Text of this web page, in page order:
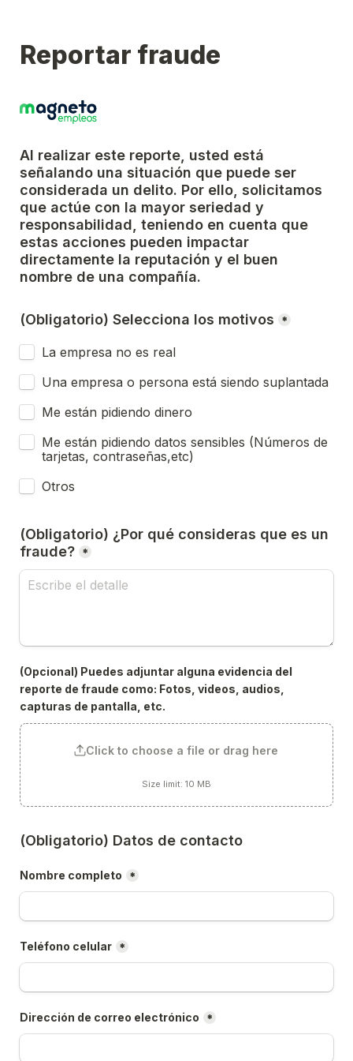
Reportar fraude
Al realizar este reporte, usted está
señalando una situación que puede ser
considerada un delito. Por ello, solicitamos
que actúe con la mayor seriedad y
responsabilidad, teniendo en cuenta que
estas acciones pueden impactar
directamente la reputación y el buen
nombre de una compañía.
(Obligatorio) Selecciona los motivos *
La empresa no es real
Una empresa o persona está siendo suplantada
Me están pidiendo dinero
Me están pidiendo datos sensibles (Números de
tarjetas, contraseñas,etc)
Otros
(Obligatorio) ¿Por qué consideras que es un
fraude? *
(Opcional) Puedes adjuntar alguna evidencia del
reporte de fraude como: Fotos, videos, audios,
capturas de pantalla, etc.
Click to choose a file or drag here
Size limit: 10 MB
(Obligatorio) Datos de contacto
Nombre completo *
Teléfono celular *
Dirección de correo electrónico *